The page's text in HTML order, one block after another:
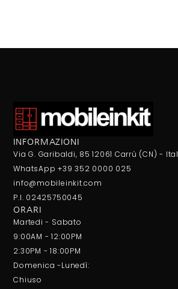
INFORMAZIONI
Via G. Garibaldi, 85 12061 Carrù (CN) -
WhatsApp +39 352 0000 025
info@mobileinkit.com
P.I. 02425750045
ORARI
Martedi - Sabato
9:00AM - 12:00PM
2:30PM - 18:00PM
Domenica -Lunedì:
Chiuso